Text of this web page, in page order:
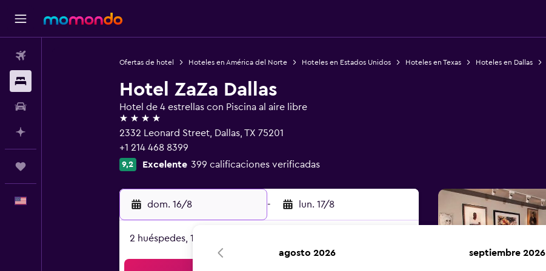
Ofertas de hotel Hoteles en América del Norte Hoteles en Estados Unidos Hoteles en Texas Hoteles en Dallas
Hotel ZaZa Dallas
Hotel de 4 estrellas con Piscina al aire libre
4 estrellas
2332 Leonard Street, Dallas, TX 75201
+1 214 468 8399
9,2 Excelente 399 calificaciones verificadas
dom. 16/8 - lun. 17/8
2 huéspedes, 1 habitación
agosto 2026 septiembre 2026